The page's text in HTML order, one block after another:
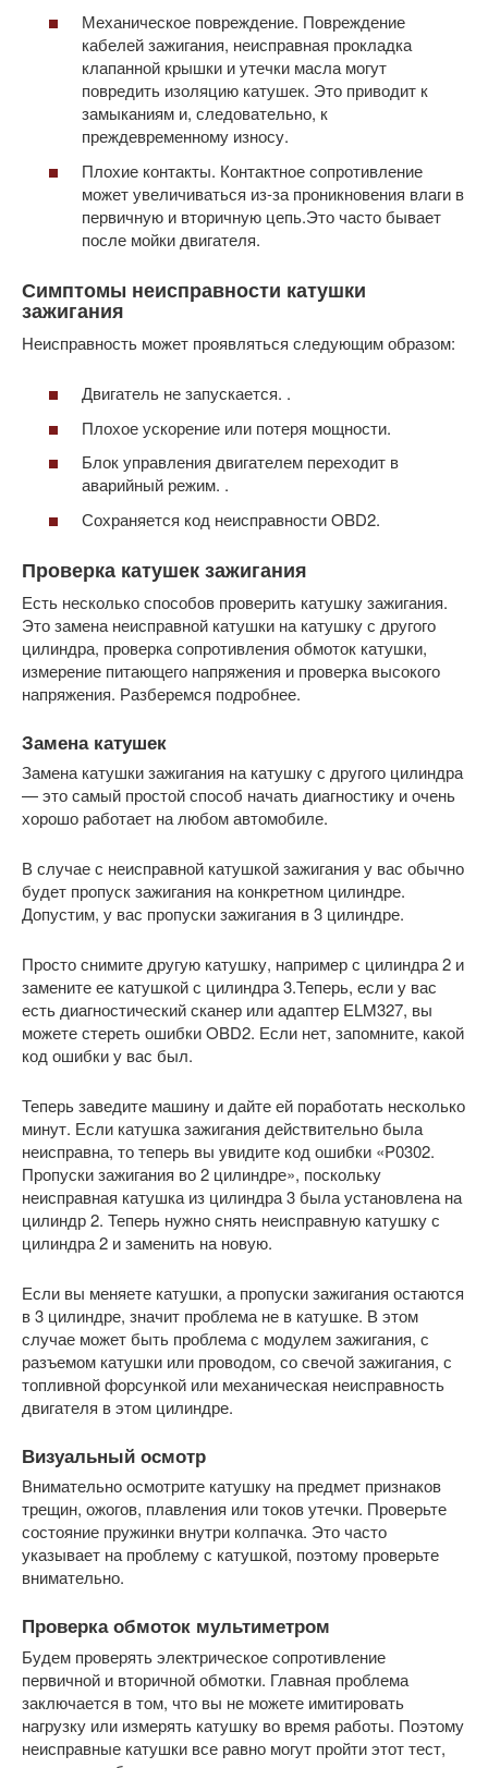
Механическое повреждение. Повреждение
кабелей зажигания, неисправная прокладка
клапанной крышки и утечки масла могут
повредить изоляцию катушек. Это приводит к
замыканиям и, следовательно, к
преждевременному износу.
Плохие контакты. Контактное сопротивление
может увеличиваться из-за проникновения влаги в
первичную и вторичную цепь.Это часто бывает
после мойки двигателя.
Симптомы неисправности катушки
зажигания
Неисправность может проявляться следующим образом:
Двигатель не запускается. .
Плохое ускорение или потеря мощности.
Блок управления двигателем переходит в
аварийный режим. .
Сохраняется код неисправности OBD2.
Проверка катушек зажигания
Есть несколько способов проверить катушку зажигания.
Это замена неисправной катушки на катушку с другого
цилиндра, проверка сопротивления обмоток катушки,
измерение питающего напряжения и проверка высокого
напряжения. Разберемся подробнее.
Замена катушек
Замена катушки зажигания на катушку с другого цилиндра
— это самый простой способ начать диагностику и очень
хорошо работает на любом автомобиле.
В случае с неисправной катушкой зажигания у вас обычно
будет пропуск зажигания на конкретном цилиндре.
Допустим, у вас пропуски зажигания в 3 цилиндре.
Просто снимите другую катушку, например с цилиндра 2 и
замените ее катушкой с цилиндра 3.Теперь, если у вас
есть диагностический сканер или адаптер ELM327, вы
можете стереть ошибки OBD2. Если нет, запомните, какой
код ошибки у вас был.
Теперь заведите машину и дайте ей поработать несколько
минут. Если катушка зажигания действительно была
неисправна, то теперь вы увидите код ошибки «P0302.
Пропуски зажигания во 2 цилиндре», поскольку
неисправная катушка из цилиндра 3 была установлена на
цилиндр 2. Теперь нужно снять неисправную катушку с
цилиндра 2 и заменить на новую.
Если вы меняете катушки, а пропуски зажигания остаются
в 3 цилиндре, значит проблема не в катушке. В этом
случае может быть проблема с модулем зажигания, с
разъемом катушки или проводом, со свечой зажигания, с
топливной форсункой или механическая неисправность
двигателя в этом цилиндре.
Визуальный осмотр
Внимательно осмотрите катушку на предмет признаков
трещин, ожогов, плавления или токов утечки. Проверьте
состояние пружинки внутри колпачка. Это часто
указывает на проблему с катушкой, поэтому проверьте
внимательно.
Проверка обмоток мультиметром
Будем проверять электрическое сопротивление
первичной и вторичной обмотки. Главная проблема
заключается в том, что вы не можете имитировать
нагрузку или измерять катушку во время работы. Поэтому
неисправные катушки все равно могут пройти этот тест,